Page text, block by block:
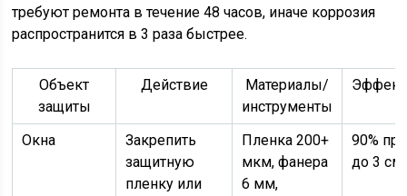
требуют ремонта в течение 48 часов, иначе коррозия
распространится в 3 раза быстрее.
Объект
защиты
Действие
Материалы/
инструменты
Окна
Закрепить
защитную
пленку или
Пленка 200+
мкм, фанера
6 мм,
90%
до 3 см